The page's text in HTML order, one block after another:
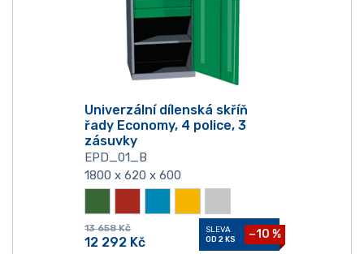
Univerzální dílenská skříň
řady Economy, 4 police, 3
zásuvky
EPD_01_B
1800 x 620 x 600
13 658 Kč
12 292 Kč
SLEVA
OD 2 KS
−10 %